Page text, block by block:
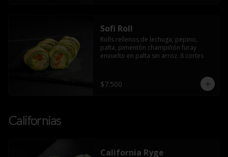
Sofi Roll
Rolls rellenos de lechuga, pepino,
palta, pimentón champiñón furay
envuelto en palta sin arroz. 8 cortes
$7.500
Californias
California Ryge